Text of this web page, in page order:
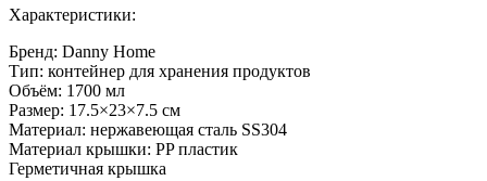
Характеристики:
Бренд: Danny Home
Тип: контейнер для хранения продуктов
Объём: 1700 мл
Размер: 17.5×23×7.5 см
Материал: нержавеющая сталь SS304
Материал крышки: PP пластик
Герметичная крышка